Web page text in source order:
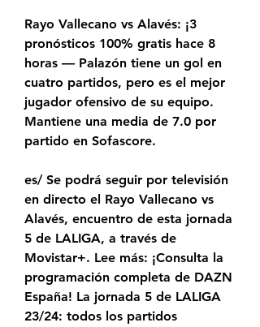
Rayo Vallecano vs Alavés: ¡3
pronósticos 100% gratis hace 8
horas — Palazón tiene un gol en
cuatro partidos, pero es el mejor
jugador ofensivo de su equipo.
Mantiene una media de 7.0 por
partido en Sofascore.
es/ Se podrá seguir por televisión
en directo el Rayo Vallecano vs
Alavés, encuentro de esta jornada
5 de LALIGA, a través de
Movistar+. Lee más: ¡Consulta la
programación completa de DAZN
España! La jornada 5 de LALIGA
23/24: todos los partidos